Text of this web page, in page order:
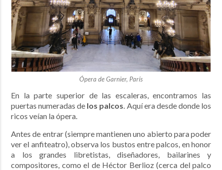
Ópera de Garnier, París
En la parte superior de las escaleras, encontramos las
puertas numeradas de los palcos. Aquí era desde donde los
ricos veían la ópera.
Antes de entrar (siempre mantienen uno abierto para poder
ver el anfiteatro), observa los bustos entre palcos, en honor
a los grandes libretistas, diseñadores, bailarines y
compositores, como el de Héctor Berlioz (cerca del palco